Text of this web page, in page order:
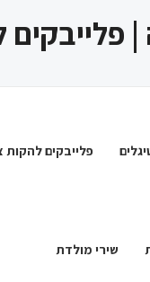
פלייבקים להקות
שירי מולדת